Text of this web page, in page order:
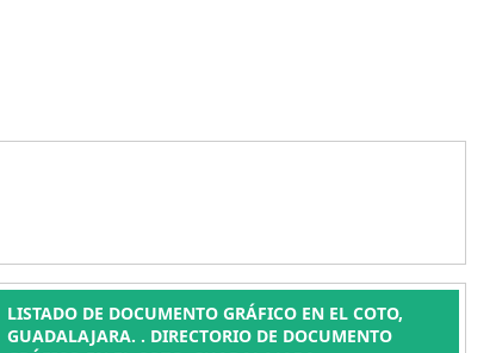
LISTADO DE DOCUMENTO GRÁFICO EN EL COTO,
GUADALAJARA. . DIRECTORIO DE DOCUMENTO